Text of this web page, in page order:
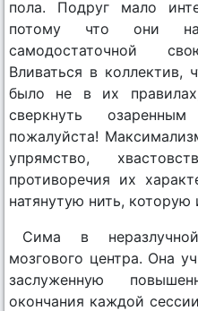
пола. Подруг мало
потому что они
самодостаточной
Вливаться в коллектив,
было не в их
сверкнуть
пожалуйста!
упрямство,
противоречия их
натянутую нить, которую
Сима в
мозгового центра. Она
заслуженную
окончания каждой